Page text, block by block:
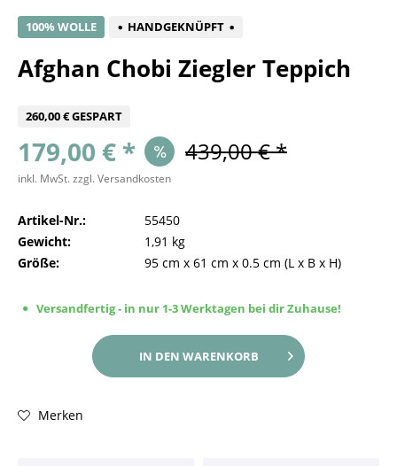
100% WOLLE HANDGEKNÜPFT
Afghan Chobi Ziegler Teppich
260,00 € GESPART
179,00 € * 439,00 € *
inkl. MwSt.zzgl. Versandkosten
Artikel-Nr.:
55450
Gewicht:
1,91 kg
Größe:
95 cm x 61 cm x 0.5 cm (L x B x H)
Versandfertig - in nur 1-3 Werktagen bei dir Zuhause!
IN DEN WARENKORB
Merken